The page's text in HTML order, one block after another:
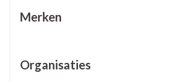
Merken
Organisaties